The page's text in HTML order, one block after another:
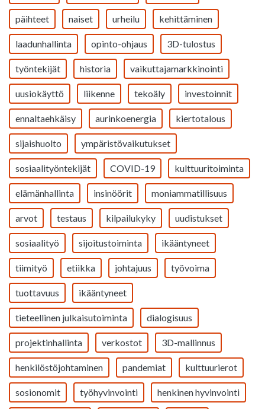
päihteet naiset urheilu kehittäminen
laadunhallinta opinto-ohjaus 3D-tulostus
työntekijät historia vaikuttajamarkkinointi
uusiokäyttö liikenne tekoäly investoinnit
ennaltaehkäisy aurinkoenergia kiertotalous
sijaishuolto ympäristövaikutukset
sosiaalityöntekijät COVID-19 kulttuuritoiminta
elämänhallinta insinöörit moniammatillisuus
arvot testaus kilpailukyky uudistukset
sosiaalityö sijoitustoiminta ikääntyneet
tiimityö etiikka johtajuus työvoima
tuottavuus ikääntyneet
tieteellinen julkaisutoiminta dialogisuus
projektinhallinta verkostot 3D-mallinnus
henkilöstöjohtaminen pandemiat kulttuurierot
sosionomit työhyvinvointi henkinen hyvinvointi